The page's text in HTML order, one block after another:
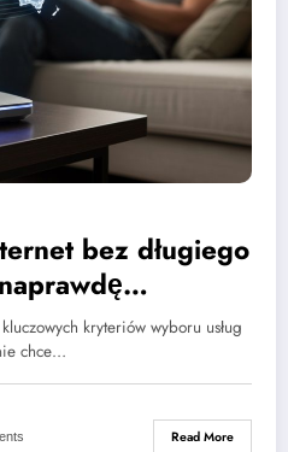
bez długiego
kryteriów wyboru usług
chce…
Read More